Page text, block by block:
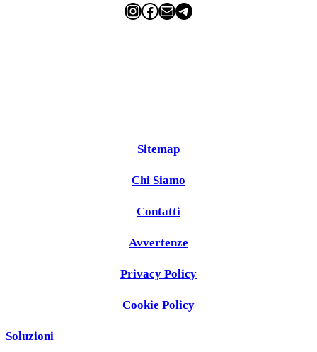
InstagramFacebook Email Telegram
Sitemap
Chi Siamo
Contatti
Avvertenze
Privacy Policy
Cookie Policy
Soluzioni